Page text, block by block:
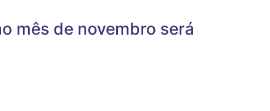
mês de novembro será